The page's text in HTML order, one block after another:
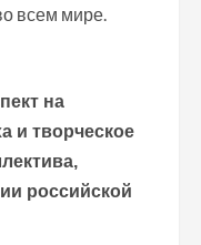
всем мире.
на
и творческое
российской